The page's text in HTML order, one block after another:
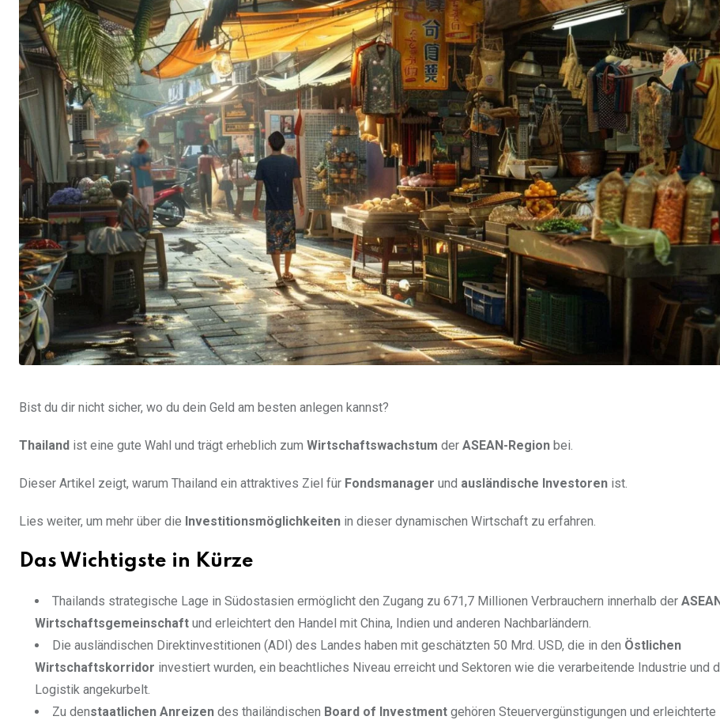
Bist du dir nicht sicher, wo du dein Geld am besten anlegen kannst?
Thailand ist eine gute Wahl und trägt erheblich zum Wirtschaftswachstum der ASEAN-Region bei.
Dieser Artikel zeigt, warum Thailand ein attraktives Ziel für Fondsmanager und ausländische Investoren ist.
Lies weiter, um mehr über die Investitionsmöglichkeiten in dieser dynamischen Wirtschaft zu erfahren.
Das Wichtigste in Kürze
Thailands strategische Lage in Südostasien ermöglicht den Zugang zu 671,7 Millionen Verbrauchern innerhalb der
Wirtschaftsgemeinschaft und erleichtert den Handel mit China, Indien und anderen Nachbarländern.
Die ausländischen Direktinvestitionen (ADI) des Landes haben mit geschätzten 50 Mrd. USD, die in den Östlichen
Wirtschaftskorridor investiert wurden, ein beachtliches Niveau erreicht und Sektoren wie die verarbeitende Industrie und
Logistik angekurbelt.
Zu denstaatlichen Anreizen des thailändischen Board of Investment gehören Steuervergünstigungen und erleichterte